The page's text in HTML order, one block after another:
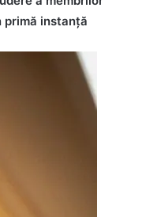
primă instanță